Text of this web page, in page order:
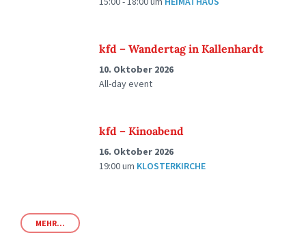
kfd – Wandertag in Kallenhardt
10. Oktober 2026
All-day event
kfd – Kinoabend
16. Oktober 2026
19:00um KLOSTERKIRCHE
MEHR...